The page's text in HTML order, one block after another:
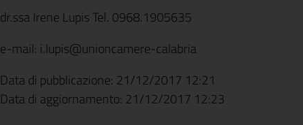
dr.ssa Irene Lupis Tel. 0968.1905635
e-mail: i.lupis@unioncamere-calabria
Data di pubblicazione: 21/12/2017 12:21
Data di aggiornamento: 21/12/2017 12:23